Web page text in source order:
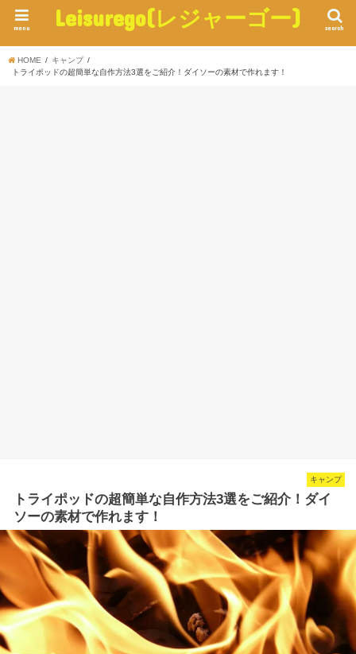
Leisurego(レジャーゴー) search
menu
HOME
キャンプ
トライポッドの超簡単な自作方法3選をご紹介！ダイソーの素材で作れます！
キャンプ
トライポッドの超簡単な自作方法3選をご紹介！ダイ
ソーの素材で作れます！